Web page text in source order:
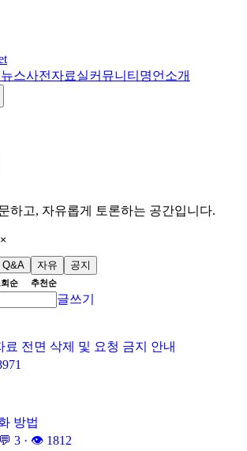
뉴스사전 자료실커뮤니티 명언 소개
하고, 자유롭게 토론하는 공간입니다.
×
Q&A 자유 공지
회순 추천순
글쓰기
전면 삭제 및 요청 금지 안내
방법
3 · 👁 1812